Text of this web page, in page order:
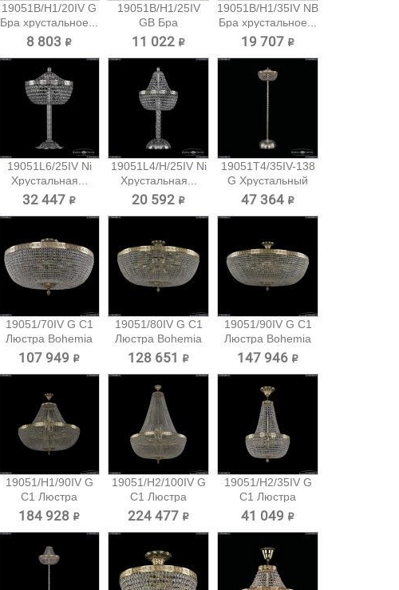
19051B/H1/20IV G
Бра хрустальное...
8 803 ₽
19051B/H1/25IV
GB Бра
хрустальное...
11 022 ₽
19051B/H1/35IV NB
Бра хрустальное...
19 707 ₽
19051L6/25IV Ni
Хрустальная...
32 447 ₽
19051L4/H/25IV Ni
Хрустальная...
20 592 ₽
19051T4/35IV-138
G Хрустальный
торшер...
47 364 ₽
19051/70IV G C1
Люстра Bohemia
Ivele...
107 949 ₽
19051/80IV G C1
Люстра Bohemia
Ivele...
128 651 ₽
19051/90IV G C1
Люстра Bohemia
Ivele...
147 946 ₽
19051/H1/90IV G
C1 Люстра
Bohemia...
184 928 ₽
19051/H2/100IV G
C1 Люстра
Bohemia...
224 477 ₽
19051/H2/35IV G
C1 Люстра
Bohemia...
41 049 ₽